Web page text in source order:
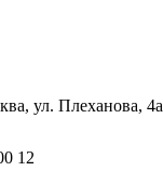
ул. Плеханова, 4а
12